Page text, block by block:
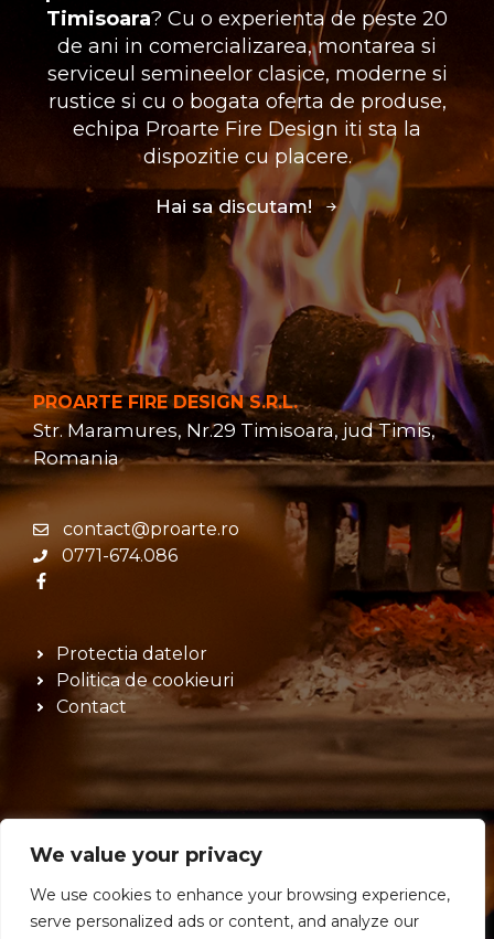
We value your privacy
We use cookies to enhance your browsing experience,
serve personalized ads or content, and analyze our
Timisoara? Cu o experienta de peste 20
de ani in comercializarea, montarea si
serviceul semineelor clasice, moderne si
rustice si cu o bogata oferta de produse,
echipa Proarte Fire Design iti sta la
dispozitie cu placere.
Hai sa discutam!
PROARTE FIRE DESIGN S.R.L.
Str. Maramures, Nr.29 Timisoara, jud Timis,
Romania
contact@proarte.ro
0771-674.086
Protectia datelor
Politica de cookieuri
Contact
© 2026 PROARTE FIRE DESIGN SRL - Dezvoltat cu